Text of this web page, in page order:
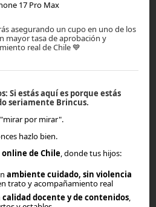
digital?
cuando el entorno de
asegurando un cupo en uno de los
mayor tasa de aprobación y
real de Chile 💙
Si estás aquí es porque estás
seriamente Brincus.
por mirar".
hazlo bien.
de Chile, donde tus hijos:
ambiente cuidado, sin violencia
trato y acompañamiento real
docente y de contenidos,